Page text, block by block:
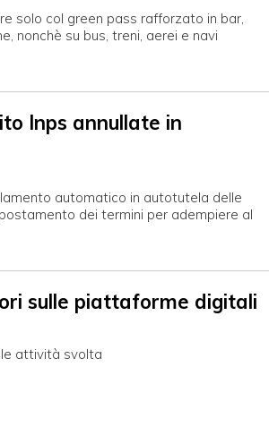
solo col green pass rafforzato in bar,
nonchè su bus, treni, aerei e navi
Inps annullate in
automatico in autotutela delle
dei termini per adempiere al
sulle piattaforme digitali
attività svolta